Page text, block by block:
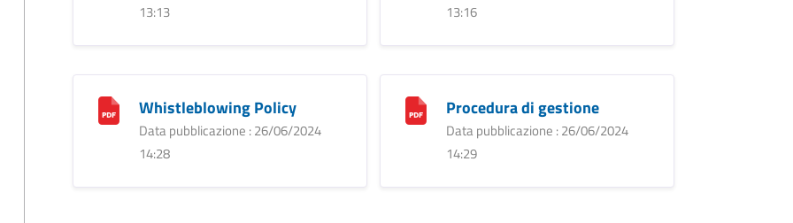
13:13
13:16
Whistleblowing Policy
Data pubblicazione : 26/06/2024
14:28
Procedura di gestione
Data pubblicazione : 26/06/2024
14:29